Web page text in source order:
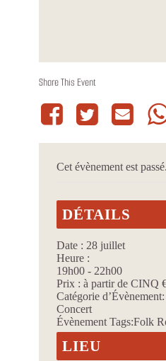
Share This Event
Cet évènement est passé.
DÉTAILS
Date : 28 juillet
Heure :
19h00 - 22h00
Prix : à partir de CINQ
Catégorie d’Évènement:
Concert
Évènement Tags:Folk
LIEU